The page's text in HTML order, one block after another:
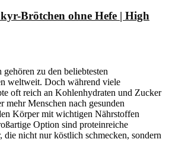
Brötchen ohne Hefe | High
zu den beliebtesten
weltweit. Doch während viele
oft reich an Kohlenhydraten und Zucker
mehr Menschen nach gesunden
Körper mit wichtigen Nährstoffen
Option sind proteinreiche
die nicht nur köstlich schmecken, sondern